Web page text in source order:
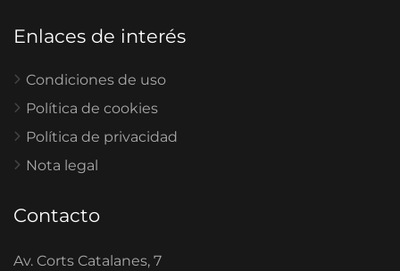
Enlaces de interés
Condiciones de uso
Política de cookies
Política de privacidad
Nota legal
Contacto
Av. Corts Catalanes, 7